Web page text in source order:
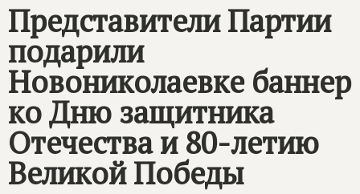
Представители Партии
подарили
Новониколаевке баннер
ко Дню защитника
Отечества и 80-летию
Великой Победы